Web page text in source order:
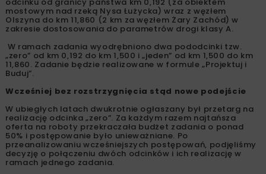
odcinku od granicy państwa km 0,192 (za obiektem
mostowym nad rzeką Nysa Łużycka) wraz z węzłem
Olszyna do km 11,860 (2 km za węzłem Żary Zachód) w
zakresie dostosowania do parametrów drogi klasy A.
W ramach zadania wyodrębniono dwa pododcinki tzw.
„zero” od km 0,192 do km 1,500 i „jeden” od km 1,500 do km
11,860. Zadanie będzie realizowane w formule „Projektuj i
Buduj”.
Wcześniej bez rozstrzygnięcia stąd nowe podejście
W ubiegłych latach dwukrotnie ogłaszany był przetarg na
realizację odcinka „zero”. Za każdym razem najtańsza
oferta na roboty przekraczała budżet zadania o ponad
50% i postępowanie było unieważniane. Po
przeanalizowaniu wcześniejszych postępowań, podjęliśmy
decyzję o połączeniu dwóch odcinków i ich realizację w
ramach jednego zadania.